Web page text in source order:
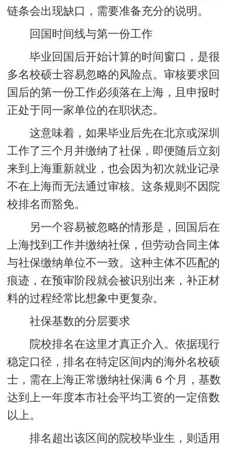
链条会出现缺口，需要准备充分的说明。
回国时间线与第一份工作
毕业回国后开始计算的时间窗口，是很
多名校硕士容易忽略的风险点。审核要求回
国后的第一份工作必须落在上海，且申报时
正处于同一家单位的在职状态。
这意味着，如果毕业后先在北京或深圳
工作了三个月并缴纳了社保，即便随后立刻
来到上海重新就业，也会因为初次就业记录
不在上海而无法通过审核。这条规则不因院
校排名而豁免。
另一个容易被忽略的情形是，回国后在
上海找到工作并缴纳社保，但劳动合同主体
与社保缴纳单位不一致。这种主体不匹配的
痕迹，在预审阶段就会被识别出来，补正材
料的过程经常比想象中更复杂。
社保基数的分层要求
院校排名在这里才真正介入。依据现行
稳定口径，排名在特定区间内的海外名校硕
士，需在上海正常缴纳社保满 6 个月，基数
达到上一年度本市社会平均工资的一定倍数
以上。
排名超出该区间的院校毕业生，则适用